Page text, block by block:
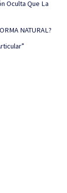
Oculta Que La
NATURAL?